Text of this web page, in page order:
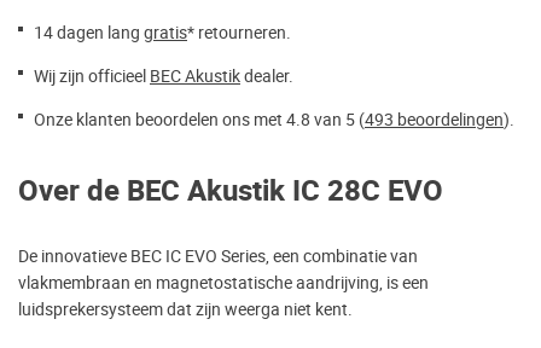
14 dagen lang gratis* retourneren.
Wij zijn officieel BEC Akustikdealer.
Onze klanten beoordelen ons met 4.8 van 5 (493 beoordelingen).
Over de BEC Akustik IC 28C EVO
De innovatieve BEC IC EVO Series, een combinatie van
vlakmembraan en magnetostatische aandrijving, is een
luidsprekersysteem dat zijn weerga niet kent.